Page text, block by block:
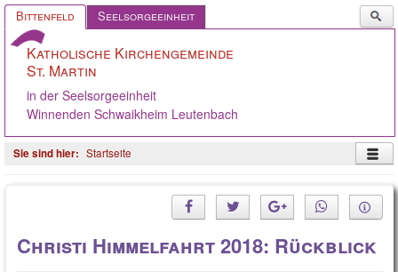
Bittenfeld Seelsorgeeinheit
...
Katholische Kirchengemeinde
St. Martin
in der Seelsorgeeinheit
Winnenden Schwaikheim Leutenbach
Startseite
Gemeinde
Christi Himmelfahrt 2018: Rückblick